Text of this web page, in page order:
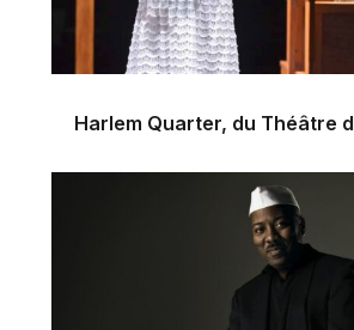
Harlem Quarter, du Théâtre